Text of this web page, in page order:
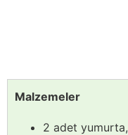
Malzemeler
2 adet yumurta,